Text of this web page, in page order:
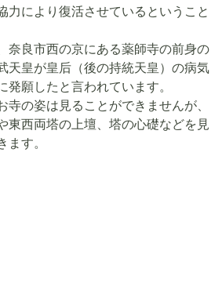
力により復活させているということ
奈良市西の京にある薬師寺の前身の
天皇が皇后（後の持統天皇）の病気
発願したと言われています。
寺の姿は見ることができませんが、
東西両塔の上壇、塔の心礎などを見
ます。